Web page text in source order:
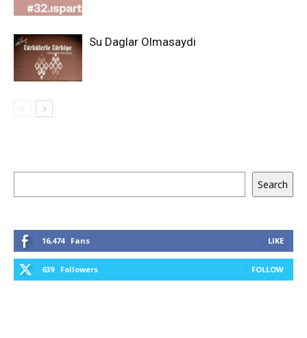
Su Daglar Olmasaydi
Search
16,474 Fans LIKE
639 Followers FOLLOW